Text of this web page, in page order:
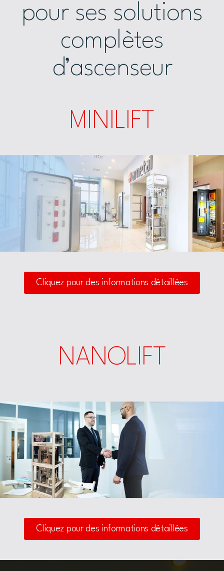
pour ses solutions
complètes
d’ascenseur
MINILIFT
Cliquez pour des informations détaillées
NANOLIFT
Cliquez pour des informations détaillées